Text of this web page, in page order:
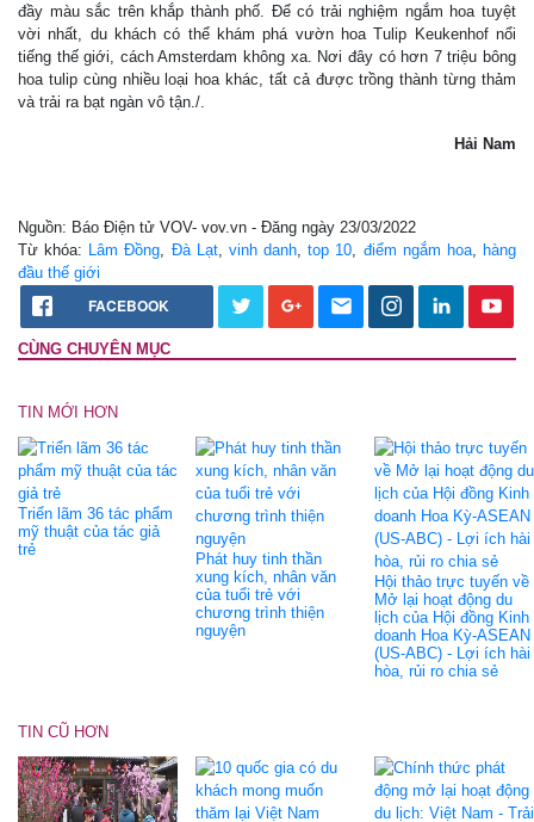
đầy màu sắc trên khắp thành phố. Để có trải nghiệm ngắm hoa tuyệt
vời nhất, du khách có thể khám phá vườn hoa Tulip Keukenhof nổi
tiếng thế giới, cách Amsterdam không xa. Nơi đây có hơn 7 triệu bông
hoa tulip cùng nhiều loại hoa khác, tất cả được trồng thành từng thảm
và trải ra bạt ngàn vô tận./.
Hải Nam
Nguồn: Báo Điện tử VOV- vov.vn - Đăng ngày 23/03/2022
Từ khóa:
Lâm Đồng Đà Lạt, vinh danh ,top 10 điểm ngắm hoa,
hàng
đầu thế giới
FACEBOOK
CÙNG CHUYÊN MỤC
TIN MỚI HƠN
Triển lãm 36 tác phẩm
mỹ thuật của tác giả
trẻ
Phát huy tinh thần
xung kích, nhân văn
của tuổi trẻ với
chương trình thiện
nguyện
Hội thảo trực tuyến về
Mở lại hoạt động du
lịch của Hội đồng Kinh
doanh Hoa Kỳ-ASEAN
(US-ABC) - Lợi ích hài
hòa, rủi ro chia sẻ
TIN CŨ HƠN